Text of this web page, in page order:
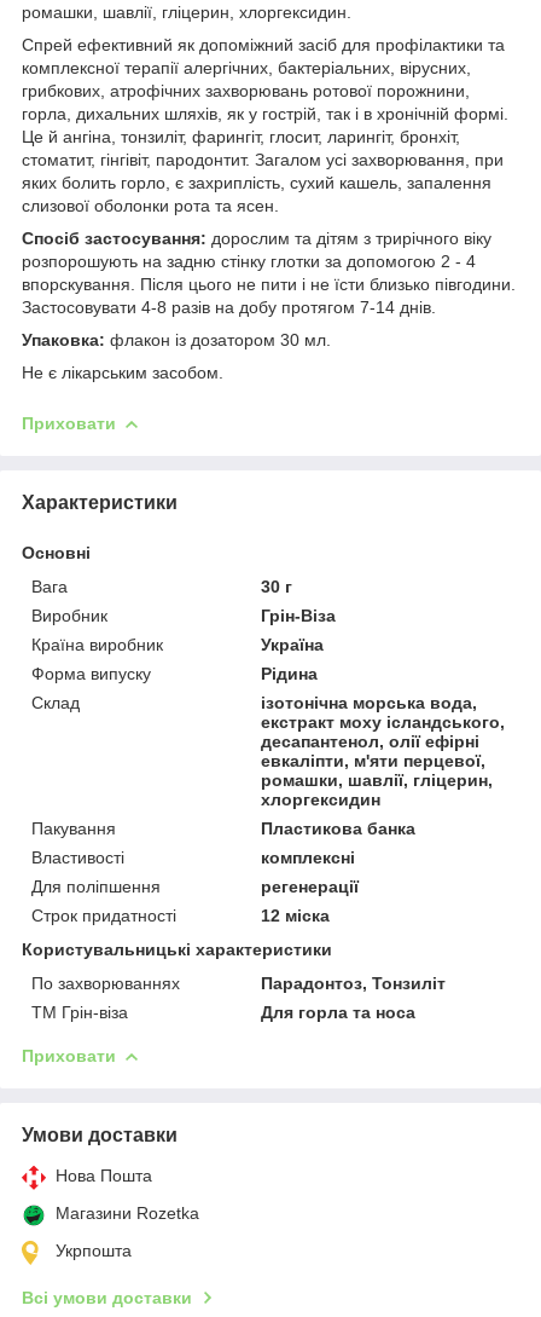
ромашки, шавлії, гліцерин, хлоргексидин.
Спрей ефективний як допоміжний засіб для профілактики та
комплексної терапії алергічних, бактеріальних, вірусних,
грибкових, атрофічних захворювань ротової порожнини,
горла, дихальних шляхів, як у гострій, так і в хронічній формі.
Це й ангіна, тонзиліт, фарингіт, глосит, ларингіт, бронхіт,
стоматит, гінгівіт, пародонтит. Загалом усі захворювання, при
яких болить горло, є захриплість, сухий кашель, запалення
слизової оболонки рота та ясен.
Спосіб застосування: дорослим та дітям з трирічного віку
розпорошують на задню стінку глотки за допомогою 2 - 4
впорскування. Після цього не пити і не їсти близько півгодини.
Застосовувати 4-8 разів на добу протягом 7-14 днів.
Упаковка: флакон із дозатором 30 мл.
Не є лікарським засобом.
Приховати
Характеристики
Основні
Вага
30 г
Виробник
Грін-Віза
Країна виробник
Україна
Форма випуску
Рідина
Склад
ізотонічна морська вода,
екстракт моху ісландського,
десапантенол, олії ефірні
евкаліпти, м'яти перцевої,
ромашки, шавлії, гліцерин,
хлоргексидин
Пакування
Пластикова банка
Властивості
комплексні
Для поліпшення
регенерації
Строк придатності
12 міска
Користувальницькі характеристики
По захворюваннях
Парадонтоз, Тонзиліт
ТМ Грін-віза
Для горла та носа
Приховати
Умови доставки
Нова Пошта
Магазини Rozetka
Укрпошта
Всі умови доставки